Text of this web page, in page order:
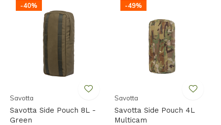
-40%
Savotta
Savotta Side Pouch 8L -
Green
-49%
Savotta
Savotta Side Pouch 4L
Multicam